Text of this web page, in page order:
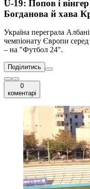
U-19: Попов і
Богданова й хава
Україна переграла
чемпіонату Європи
– на "Футбол 24".
Поділитись
0
коментарі